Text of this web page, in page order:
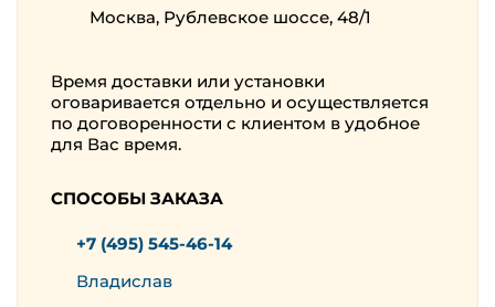
Москва, Рублевское шоссе, 48/1
Время доставки или установки
оговаривается отдельно и осуществляется
по договоренности с клиентом в удобное
для Вас время.
СПОСОБЫ ЗАКАЗА
+7 (495) 545-46-14
Владислав